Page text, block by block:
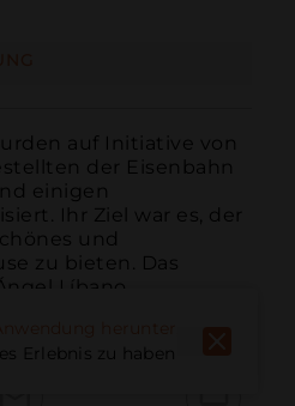
auf Initiative von
der Eisenbahn
einigen
Ihr Ziel war es, der
und
zu bieten. Das
Líbano
Erlebnis zu haben